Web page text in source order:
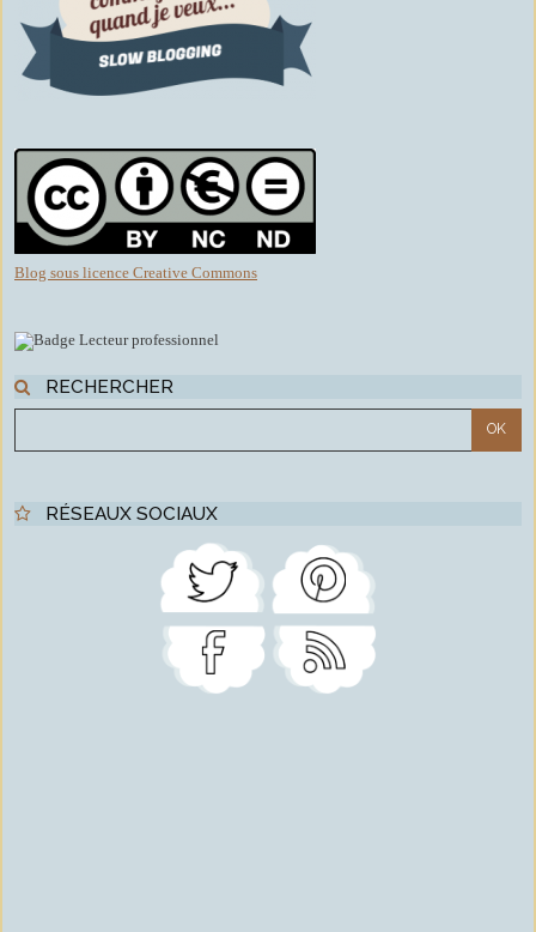
Blog sous licence Creative Commons
RECHERCHER
RÉSEAUX SOCIAUX